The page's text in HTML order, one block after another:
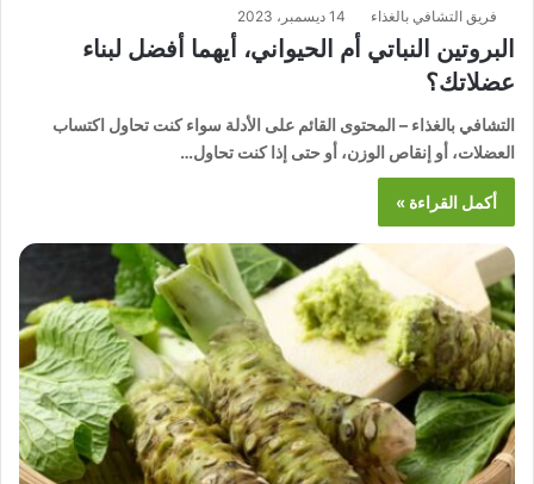
فريق التشافي بالغذاء 14 ديسمبر، 2023
البروتين النباتي أم الحيواني، أيهما أفضل لبناء
عضلاتك؟
التشافي بالغذاء – المحتوى القائم على الأدلة سواء كنت تحاول اكتساب
العضلات، أو إنقاص الوزن، أو حتى إذا كنت تحاول…
أكمل القراءة »